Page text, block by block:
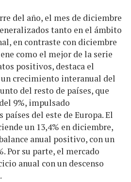
del año, el mes de diciembre
tanto en el ámbito
en contraste con diciembre
como el mejor de la serie
positivos, destaca el
un crecimiento interanual del
del resto de países, que
9%, impulsado
del este de Europa. El
un 13,4% en diciembre,
anual positivo, con un
Por su parte, el mercado
anual con un descenso